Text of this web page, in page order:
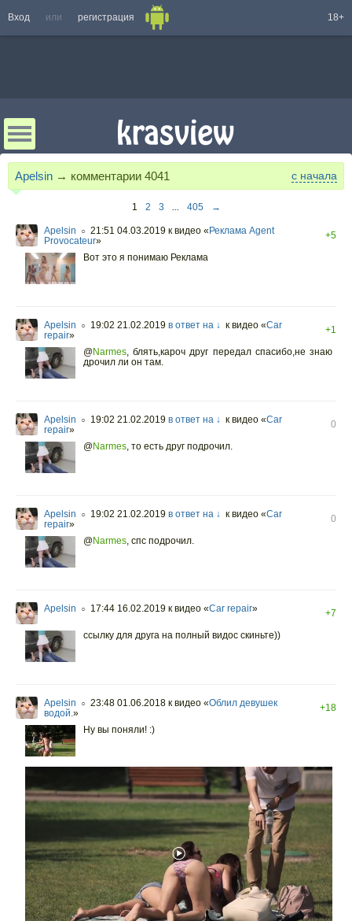
Вход или регистрация 18+
Apelsin → комментарии 4041 с начала
1 2 3 ... 405 →
Apelsin ○ 21:51 04.03.2019 к видео « Реклама Agent
Provocateur»
+5
Вот это я понимаю Реклама
Apelsin ○ 19:02 21.02.2019 в ответ на ↓ к видео «Сar
repair»
+1
@Narmes, блять,кароч друг передал спасибо,не знаю
дрочил ли он там.
Apelsin ○ 19:02 21.02.2019 в ответ на ↓ к видео «Сar
repair»
0
@Narmes, то есть друг подрочил.
Apelsin ○ 19:02 21.02.2019 в ответ на ↓ к видео «Сar
repair»
0
@Narmes, спс подрочил.
Apelsin ○ 17:44 16.02.2019 к видео «Сar repair»
+7
ссылку для друга на полный видос скиньте))
Apelsin ○ 23:48 01.06.2018 к видео «Облил девушек
водой.»
+18
Ну вы поняли! :)